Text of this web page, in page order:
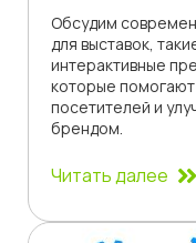
Обсудим
для выставок,
интерактивные
которые
посетителей и
брендом.
Читать далее